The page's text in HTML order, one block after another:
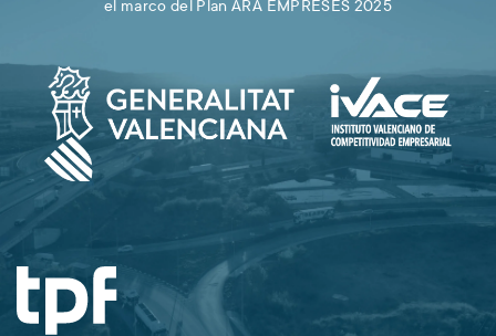
el marco del Plan ARA EMPRESES 2025